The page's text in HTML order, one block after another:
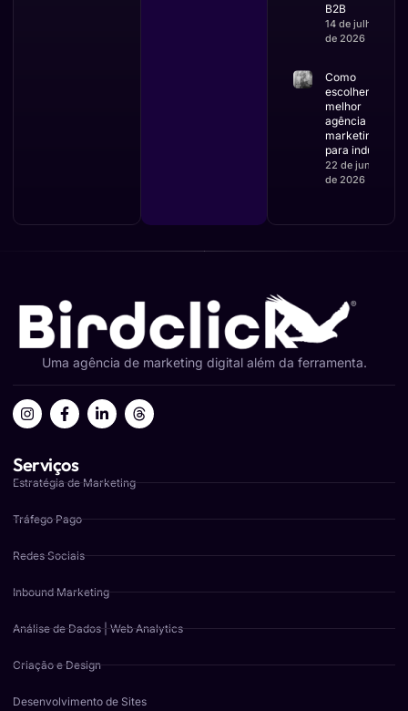
B2B
14 de julho
de 2026
Como
escolher a
melhor
agência de
marketing
para indústria
22 de junho
de 2026
Uma agência de marketing digital além da ferramenta.
Serviços
Estratégia de Marketing
Tráfego Pago
Redes Sociais
Inbound Marketing
Análise de Dados | Web Analytics
Criação e Design
Desenvolvimento de Sites